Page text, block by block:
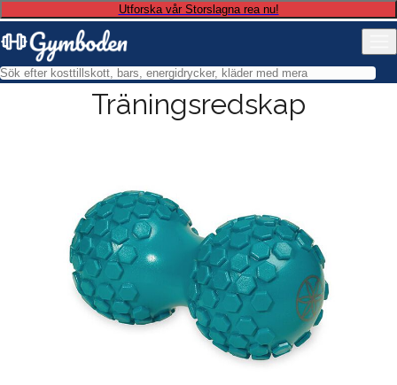
Utforska vår Storslagna rea nu!
Träningsredskap